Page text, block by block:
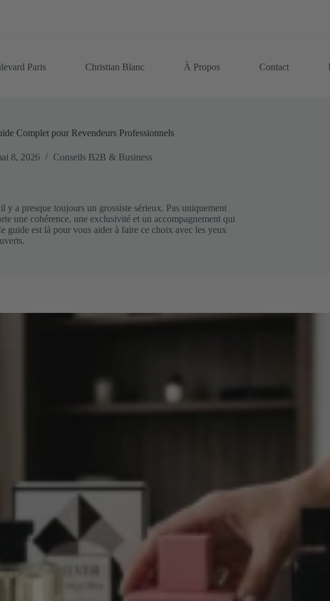
Paris Christian Blanc À Propos Contact
Complet pour Revendeurs Professionnels
8, 2026 Conseils B2B & Business
a presque toujours un grossiste sérieux. Pas uniquement
une cohérence, une exclusivité et un accompagnement qui
guide est là pour vous aider à faire ce choix avec les yeux